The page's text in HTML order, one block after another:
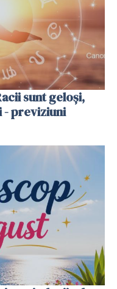
sunt geloși,
- previziuni